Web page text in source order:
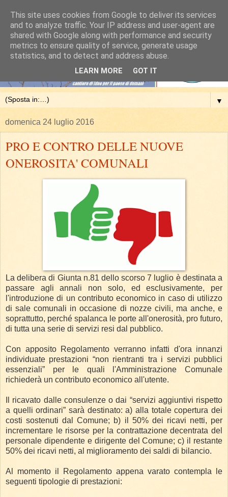
▼
domenica 24 luglio 2016
PRO E CONTRO DELLE NUOVE
ONEROSITA' COMUNALI
La delibera di Giunta n.81 dello scorso 7 luglio è destinata a
passare agli annali non solo, ed esclusivamente, per
l'introduzione di un contributo economico in caso di utilizzo
di sale comunali in occasione di nozze civili, ma anche, e
soprattutto, perché spalanca le porte all'onerosità, pro futuro,
di tutta una serie di servizi resi dal pubblico.
Con apposito Regolamento verranno infatti d'ora innanzi
individuate prestazioni “non rientranti tra i servizi pubblici
essenziali” per le quali l'Amministrazione Comunale
richiederà un contributo economico all'utente.
Il ricavato dalle consulenze o dai “servizi aggiuntivi rispetto
a quelli ordinari” sarà destinato: a) alla totale copertura dei
costi sostenuti dal Comune; b) il 50% dei ricavi netti, per
incrementare le risorse per la contrattazione decentrata del
personale dipendente e dirigente del Comune; c) il restante
50% dei ricavi netti, al miglioramento dei saldi di bilancio.
Al momento il Regolamento appena varato contempla le
seguenti tipologie di prestazioni:
This site uses cookies from Google to deliver its services
and to analyze traffic. Your IP address and user-agent are
shared with Google along with performance and security
metrics to ensure quality of service, generate usage
statistics, and to detect and address abuse.
LEARN MORE GOT IT